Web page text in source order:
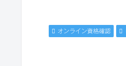
オンライン資格確認